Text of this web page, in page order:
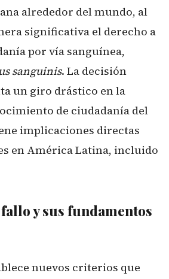
alrededor del mundo, al
significativa el derecho a
por vía sanguínea,
sanguinis. La decisión
un giro drástico en la
de ciudadanía del
implicaciones directas
en América Latina, incluido
y sus fundamentos
nuevos criterios que